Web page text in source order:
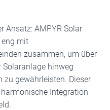
Ansatz: AMPYR Solar
eng mit
zusammen, um über
Solaranlage hinweg
gewährleisten. Dieser
Integration